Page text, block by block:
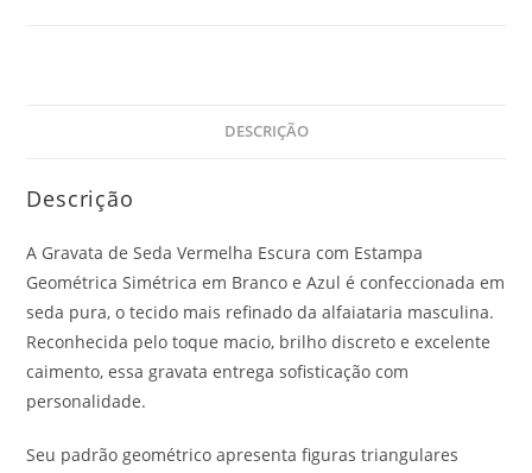
DESCRIÇÃO
Descrição
A Gravata de Seda Vermelha Escura com Estampa
Geométrica Simétrica em Branco e Azul é confeccionada em
seda pura, o tecido mais refinado da alfaiataria masculina.
Reconhecida pelo toque macio, brilho discreto e excelente
caimento, essa gravata entrega sofisticação com
personalidade.
Seu padrão geométrico apresenta figuras triangulares